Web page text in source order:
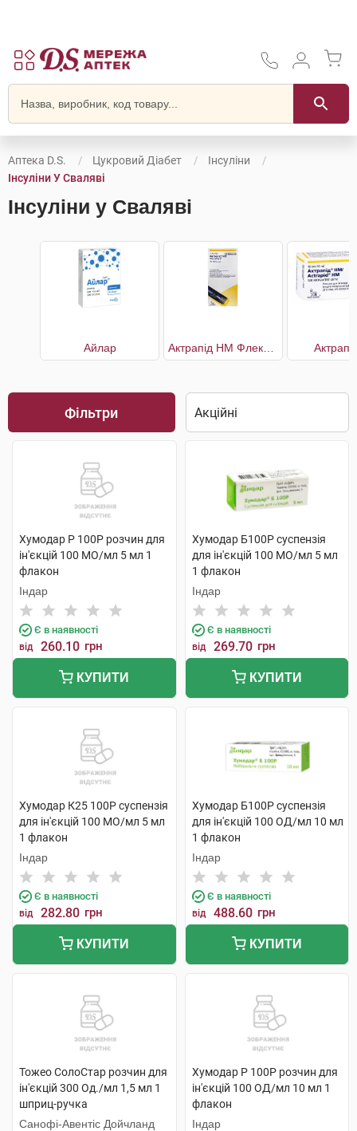
Аптека D.S. Цукровий Діабет
Інсуліни
Інсуліни У Сваляві
Інсуліни у Сваляві
Айлар
Фільтри
Хумодар Р 100Р розчин для
ін'єкцій 100 МО/мл 5 мл 1
флакон
Індар
Є в наявності
від 260.10 грн
КУПИТИ
Хумодар Б100Р суспензія
для ін'єкцій 100 МО/мл 5 мл
1 флакон
Індар
Є в наявності
від 269.70 грн
КУПИТИ
Хумодар К25 100Р суспензія
для ін'єкцій 100 МО/мл 5 мл
1 флакон
Індар
Є в наявності
від 282.80 грн
КУПИТИ
Хумодар Б100Р суспензія
для ін'єкцій 100 ОД/мл 10 мл
1 флакон
Індар
Є в наявності
від 488.60 грн
КУПИТИ
Тожео СолоСтар розчин для
ін'єкцій 300 Од./мл 1,5 мл 1
шприц-ручка
Санофі-Авентіс Дойчланд
Хумодар Р 100Р розчин для
ін'єкцій 100 ОД/мл 10 мл 1
флакон
Індар